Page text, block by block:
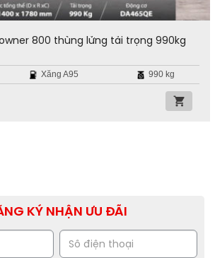
800 thùng lửng tải trọng 990kg
Xăng A95 990 kg
KÝ NHẬN ƯU ĐÃI